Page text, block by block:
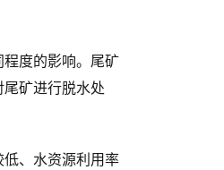
度的影响。尾矿
矿进行脱水处
、水资源利用率